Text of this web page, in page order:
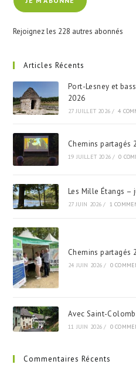
mail
Rejoignez les 228 autres abonnés
Articles Récents
Port-Lesney et
2026
27 JUILLET 2026 / 4
Chemins partagés
19 JUILLET 2026 / 0
Les Mille Étangs –
27 JUIN 2026 / 1
Chemins partagés
24 JUIN 2026 / 0
Avec Saint-
11 JUIN 2026 / 0
Commentaires Récents